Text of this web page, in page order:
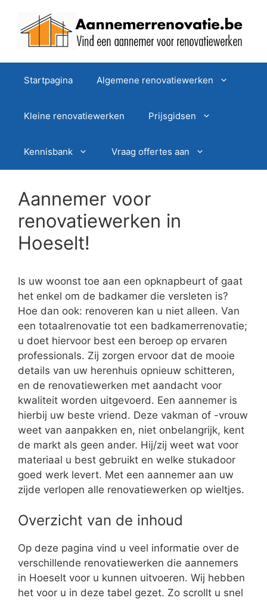
Startpagina Algemene renovatiewerken
Kleine renovatiewerken Prijsgidsen
Kennisbank Vraag offertes aan
Aannemer voor
renovatiewerken in
Hoeselt!
Is uw woonst toe aan een opknapbeurt of gaat
het enkel om de badkamer die versleten is?
Hoe dan ook: renoveren kan u niet alleen. Van
een totaalrenovatie tot een badkamerrenovatie;
u doet hiervoor best een beroep op ervaren
professionals. Zij zorgen ervoor dat de mooie
details van uw herenhuis opnieuw schitteren,
en de renovatiewerken met aandacht voor
kwaliteit worden uitgevoerd. Een aannemer is
hierbij uw beste vriend. Deze vakman of -vrouw
weet van aanpakken en, niet onbelangrijk, kent
de markt als geen ander. Hij/zij weet wat voor
materiaal u best gebruikt en welke stukadoor
goed werk levert. Met een aannemer aan uw
zijde verlopen alle renovatiewerken op wieltjes.
Overzicht van de inhoud
Op deze pagina vind u veel informatie over de
verschillende renovatiewerken die aannemers
in Hoeselt voor u kunnen uitvoeren. Wij hebben
het voor u in deze tabel gezet. Zo scrollt u snel